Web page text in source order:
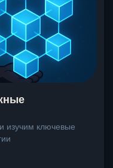
изучим ключевые